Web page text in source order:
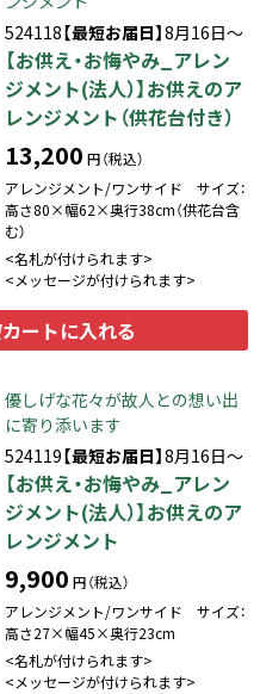
524118【最短お届日】8月16日～
【お供え・お悔やみ_アレン
ジメント(法人）】お供えのア
レンジメント（供花台付き）
13,200 円（税込）
アレンジメント/ワンサイド サイズ：
高さ80×幅62×奥行38cm（供花台含
む）
<名札が付けられます>
<メッセージが付けられます>
カートに入れる
優しげな花々が故人との想い出
に寄り添います
524119【最短お届日】8月16日～
【お供え・お悔やみ_アレン
ジメント(法人）】お供えのア
レンジメント
9,900 円（税込）
アレンジメント/ワンサイド サイズ：
高さ27×幅45×奥行23cm
<名札が付けられます>
<メッセージが付けられます>